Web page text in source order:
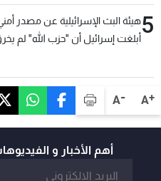
A+
A-
5هيئة البث الإسرائيلية عن مصدر
أبلغت إسرائيل أن "حزب الله" لم
أهم الأخبار و